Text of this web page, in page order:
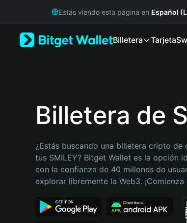
Русский
Bahasa Indonesia
Português (Brasil)
Estás viendo esta página en Español
Billetera Tarjeta
Billetera de
¿Estás buscando una billetera cripto de
tus SMILEY? Bitget Wallet es la opción
con la confianza de 40 millones de
explorar libremente la Web3. ¡Comienza